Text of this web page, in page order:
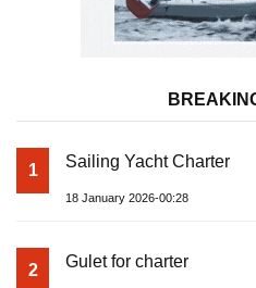
1 Sailing Yacht Charter
18 January 2026-00:28
2 Gulet for charter